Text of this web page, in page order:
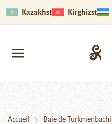
Kazakhstan Kirghizstan
Accueil Baie de Turkmenbachi